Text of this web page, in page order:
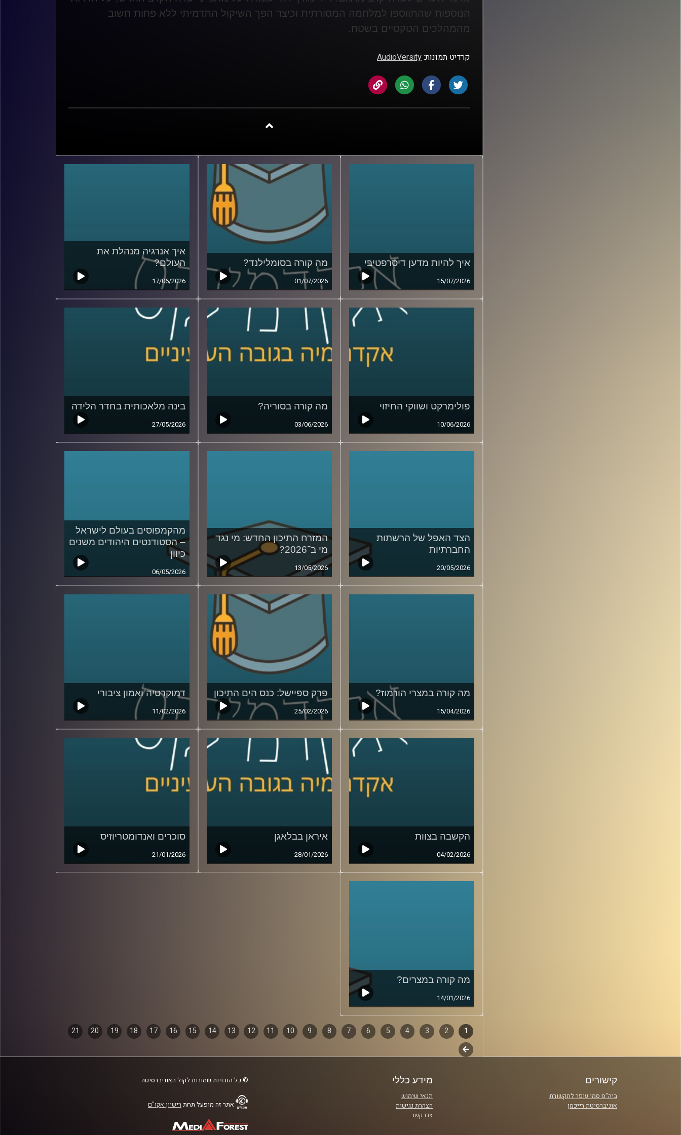
הנוספות שהתווספו למלחמה המסורתית וכיצד הפך השיקול התדמיתי ללא פחות חשוב
מהמהלכים הטקטיים בשטח.
קרדיט תמונות:AudioVersity
איך להיות מדען דיסרפטיבי
15/07/2026
מה קורה בסומלילנד?
01/07/2026
איך אנרגיה מנהלת את
העולם?
17/06/2026
פולימרקט ושווקי החיזוי
10/06/2026
מה קורה בסוריה?
03/06/2026
בינה מלאכותית בחדר הלידה
27/05/2026
הצד האפל של הרשתות
החברתיות
20/05/2026
המזרח התיכון החדש: מי נגד
מי ב־2026?
13/05/2026
מהקמפוסים בעולם לישראל
– הסטודנטים היהודים משנים
כיוון
06/05/2026
מה קורה במצרי הורמוז?
15/04/2026
פרק ספיישל: כנס הים התיכון
25/02/2026
דמוקרטיה ואמון ציבורי
11/02/2026
הקשבה בצוות
04/02/2026
איראן בבלאגן
28/01/2026
סוכרים ואנדומטריוזיס
21/01/2026
מה קורה במצרים?
14/01/2026
סגירה
דפדוף
פרקים
1
2
3
4
5
6
7
8
9
10
11
12
13
14
15
16
17
18
19
20
21
לשלב
קישורים
ביה"ס סמי עופר לתקשורת
אוניברסיטת רייכמן
מידע כללי
תנאי שימוש
הצהרת נגישות
צרו קשר
© כל הזכויות שמורות לקול האוניברסיטה
אתר זה מופעל תחת רישיון אקו"ם